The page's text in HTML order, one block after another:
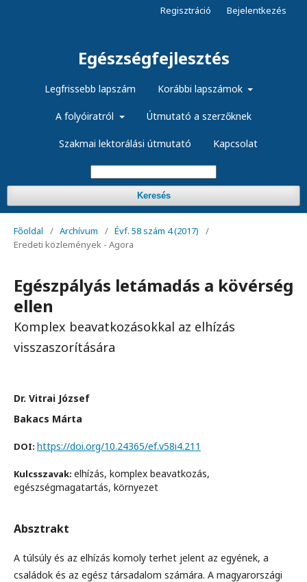
Egészségfejlesztés
Legfrissebb lapszám Korábbi lapszámok
A folyóiratról Útmutató a szerzőknek
Szakmai lektorálási útmutató Kapcsolat
Keresés
Regisztráció Bejelentkezés
Főoldal / Archívum / Évf. 58 szám 4 (2017)
/
Eredeti közlemények - Agora
Egészpályás letámadás a kövérség
ellen
Komplex beavatkozásokkal az elhízás
visszaszorítására
Dr. Vitrai József
Bakacs Márta
DOI: https://doi.org/10.24365/ef.v58i4.211
Kulcsszavak: elhízás, komplex beavatkozás,
egészségmagatartás, környezet
Absztrakt
A túlsúly és az elhízás komoly terhet jelent az egyének, a
családok és az egész társadalom számára. A magyarországi